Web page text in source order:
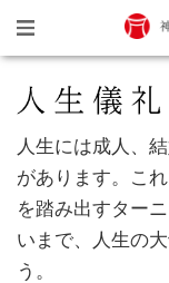
人生には成人、
があります。
こ
を踏み出すター
いまで、人生の
う。